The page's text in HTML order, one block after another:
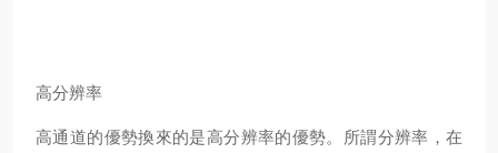
高分辨率
高通道的優勢換來的是高分辨率的優勢。所謂分辨率，在